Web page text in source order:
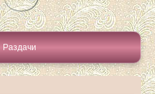
Раздачи